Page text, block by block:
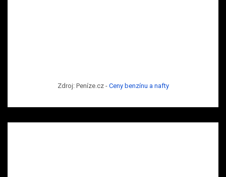
Zdroj: Peníze.cz - Ceny benzínu a nafty